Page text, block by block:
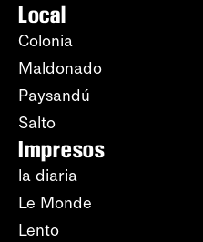
Local
Colonia
Maldonado
Paysandú
Salto
Impresos
la diaria
Le Monde
Lento